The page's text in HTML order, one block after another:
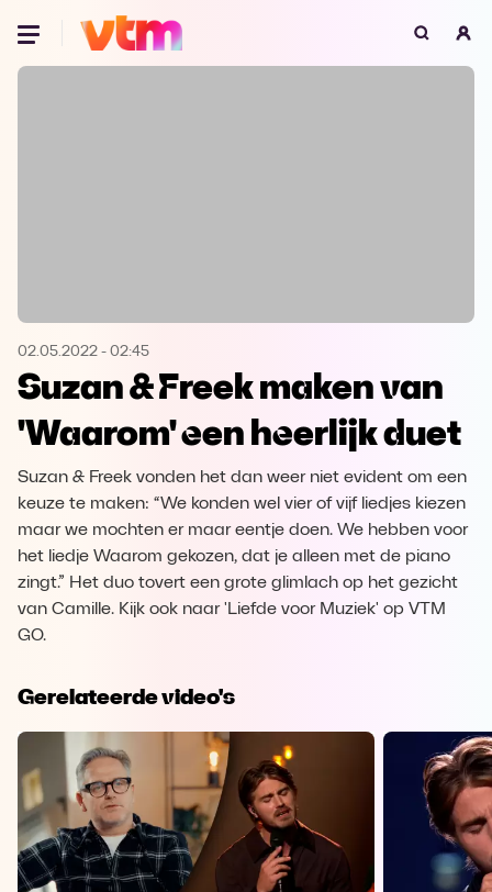
Oeps, browser niet ondersteund
Microsoft Edge Download
Opera Download
02.05.2022 - 02:45
Suzan & Freek maken van
'Waarom' een heerlijk duet
Suzan & Freek vonden het dan weer niet evident om een
keuze te maken: “We konden wel vier of vijf liedjes kiezen
maar we mochten er maar eentje doen. We hebben voor
het liedje Waarom gekozen, dat je alleen met de piano
zingt.” Het duo tovert een grote glimlach op het gezicht
van Camille. Kijk ook naar 'Liefde voor Muziek' op VTM
GO.
Gerelateerde video's